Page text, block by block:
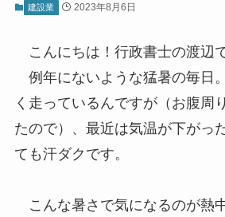
建設業 2023年8月6日
こんにちは！行政書士の渡辺で
例年にないような猛暑の毎日
く走っているんですが（お腹周
たので）、最近は気温が下がっ
ても汗ダクです。
こんな暑さで気になるのが熱